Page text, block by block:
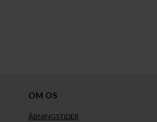
OM OS
ÅBNINGSTIDER